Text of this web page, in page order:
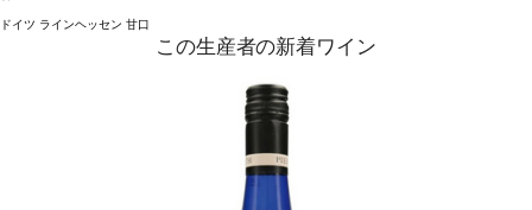
ドイツ ラインヘッセン 甘口
この生産者の新着ワイン